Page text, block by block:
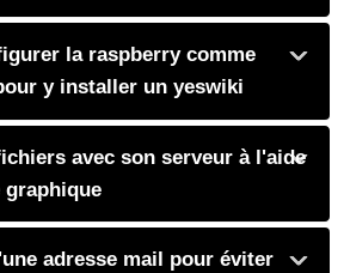
la raspberry comme
y installer un yeswiki
avec son serveur à l'aide
adresse mail pour éviter